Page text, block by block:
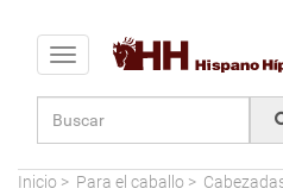
Toggle navigation
Inicio > Para el caballo >